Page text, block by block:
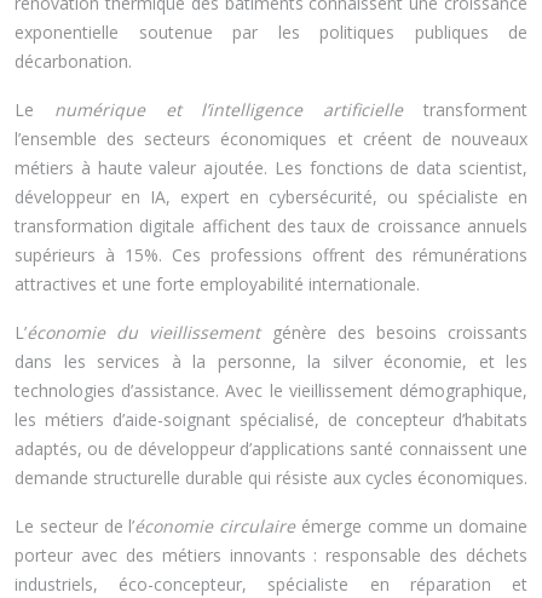
exponentielle soutenue par les politiques publiques de
décarbonation.
Le numérique et l’intelligence artificielletransforment
l’ensemble des secteurs économiques et créent de nouveaux
métiers à haute valeur ajoutée. Les fonctions de data scientist,
développeur en IA, expert en cybersécurité, ou spécialiste en
transformation digitale affichent des taux de croissance annuels
supérieurs à 15%. Ces professions offrent des rémunérations
attractives et une forte employabilité internationale.
L’économie du vieillissementgénère des besoins croissants
dans les services à la personne, la silver économie, et les
technologies d’assistance. Avec le vieillissement démographique,
les métiers d’aide-soignant spécialisé, de concepteur d’habitats
adaptés, ou de développeur d’applications santé connaissent une
demande structurelle durable qui résiste aux cycles économiques.
Le secteur de l’économie circulaireémerge comme un domaine
porteur avec des métiers innovants : responsable des déchets
industriels, éco-concepteur, spécialiste en réparation et